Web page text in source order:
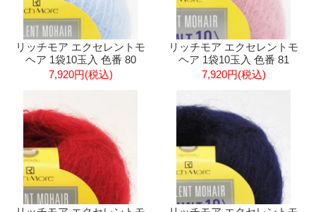
リッチモア エクセレントモ
ヘア 1袋10玉入 色番 80
7,920円(税込)
リッチモア エクセレントモ
ヘア 1袋10玉入 色番 81
7,920円(税込)